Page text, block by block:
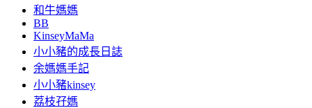
和牛媽媽
BB
KinseyMaMa
小小豬的成長日誌
余媽媽手記
小小豬kinsey
荔枝孖媽